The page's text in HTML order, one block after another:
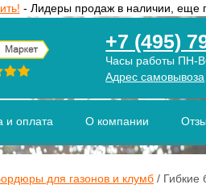
- Лидеры продаж в наличии, еще
+7 (495)
Часы работы ПН-
Адрес самовывоза
и оплата О компании
для газонов и клумб / Гибкие